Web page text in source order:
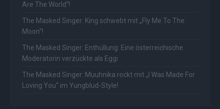
Are The World“!
The Masked Singer: King schwebt mit „Fly Me To The
Moon“!
The Masked Singer: Enthüllung: Eine österreichische
Moderatorin verzückte als Eggi
The Masked Singer: Muuhnika rockt mit „I Was Made For
Loving You“ im Yungblud-Style!